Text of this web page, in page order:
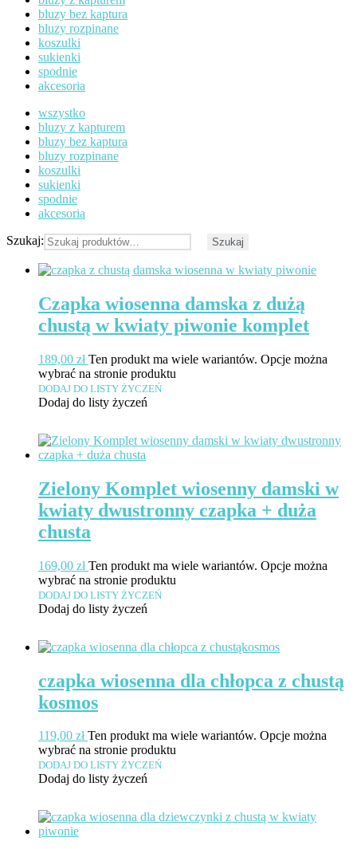
bluzy bez kaptura
bluzy rozpinane
koszulki
sukienki
spodnie
akcesoria
wszystko
bluzy z kapturem
bluzy bez kaptura
bluzy rozpinane
koszulki
sukienki
spodnie
akcesoria
Szukaj:
Szukaj
Czapka wiosenna damska z dużą
chustą w kwiaty piwonie komplet
189,00 zł Ten produkt ma wiele wariantów. Opcje można
wybrać na stronie produktu
DODAJ DO LISTY ŻYCZEŃ
Dodaj do listy życzeń
Zielony Komplet wiosenny damski w
kwiaty dwustronny czapka + duża
chusta
169,00 zł Ten produkt ma wiele wariantów. Opcje można
wybrać na stronie produktu
DODAJ DO LISTY ŻYCZEŃ
Dodaj do listy życzeń
czapka wiosenna dla chłopca z chustą
kosmos
119,00 zł Ten produkt ma wiele wariantów. Opcje można
wybrać na stronie produktu
DODAJ DO LISTY ŻYCZEŃ
Dodaj do listy życzeń